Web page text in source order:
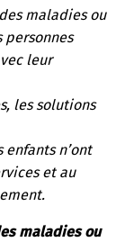
maladies ou
personnes
leur
les solutions
n’ont
et au
maladies ou